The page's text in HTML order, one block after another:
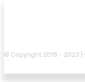
© Copyright 2018 - 2023 |